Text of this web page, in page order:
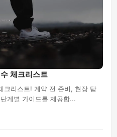
체크리스트
크리스트! 계약 전 준비, 현장 탐
계별 가이드를 제공합...